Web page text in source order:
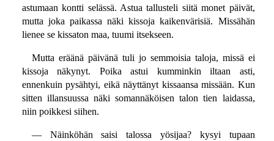
astumaan kontti selässä. Astua tallusteli siitä monet päivät,
mutta joka paikassa näki kissoja kaikenvärisiä. Missähän
lienee se kissaton maa, tuumi itsekseen.
Mutta eräänä päivänä tuli jo semmoisia taloja, missä ei
kissoja näkynyt. Poika astui kumminkin iltaan asti,
ennenkuin pysähtyi, eikä näyttänyt kissaansa missään. Kun
sitten illansuussa näki somannäköisen talon tien laidassa,
niin poikkesi siihen.
— Näinköhän saisi talossa yösijaa? kysyi tupaan